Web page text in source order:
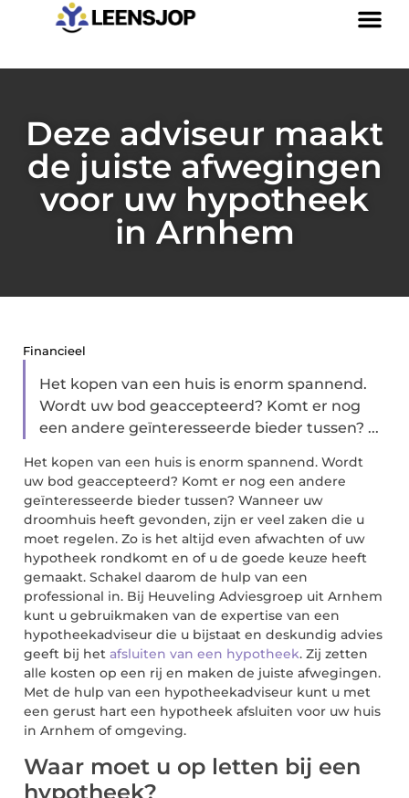
Deze adviseur maakt
de juiste afwegingen
voor uw hypotheek
in Arnhem
Financieel
Het kopen van een huis is enorm spannend.
Wordt uw bod geaccepteerd? Komt er nog
een andere geïnteresseerde bieder tussen? ...
Het kopen van een huis is enorm spannend. Wordt
uw bod geaccepteerd? Komt er nog een andere
geïnteresseerde bieder tussen? Wanneer uw
droomhuis heeft gevonden, zijn er veel zaken die u
moet regelen. Zo is het altijd even afwachten of uw
hypotheek rondkomt en of u de goede keuze heeft
gemaakt. Schakel daarom de hulp van een
professional in. Bij Heuveling Adviesgroep uit Arnhem
kunt u gebruikmaken van de expertise van een
hypotheekadviseur die u bijstaat en deskundig advies
geeft bij het afsluiten van een hypotheek. Zij zetten
alle kosten op een rij en maken de juiste afwegingen.
Met de hulp van een hypotheekadviseur kunt u met
een gerust hart een hypotheek afsluiten voor uw huis
in Arnhem of omgeving.
Waar moet u op letten bij een
hypotheek?